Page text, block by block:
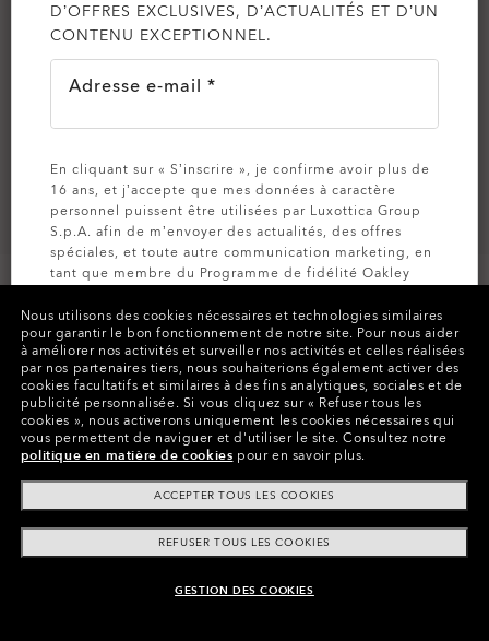
AJOUTER AU PANIER
PERSONNALISEZ-LES
Couleurs (10) VerresPrizm Black Polarized,
MontureMatte Black
Taille:Taille unique
AjustementStandard - Ajustement À Pont Haut
Voir guide des tailles
Nous utilisons des cookies nécessaires et technologies similaires
pour garantir le bon fonctionnement de notre site. Pour nous aider
à améliorer nos activités et surveiller nos activités et celles réalisées
par nos partenaires tiers, nous souhaiterions également activer des
cookies facultatifs et similaires à des fins analytiques, sociales et de
publicité personnalisée. Si vous cliquez sur « Refuser tous les
cookies », nous activerons uniquement les cookies nécessaires qui
vous permettent de naviguer et d'utiliser le site. Consultez notre
politique en matière de cookies pour en savoir plus.
ACCEPTER TOUS LES COOKIES
REFUSER TOUS LES COOKIES
GESTION DES COOKIES
D’OFFRES EXCLUSIVES, D’ACTUALITÉS ET D’UN
CONTENU EXCEPTIONNEL.
Adresse e-mail *
En cliquant sur « S’inscrire », je confirme avoir plus de
16 ans, et j’accepte que mes données à caractère
personnel puissent être utilisées par Luxottica Group
S.p.A. afin de m’envoyer des actualités, des offres
spéciales, et toute autre communication marketing, en
tant que membre du Programme de fidélité Oakley
de Confidentialitépour plus d’informations).
INSCRIVEZ-VOUS